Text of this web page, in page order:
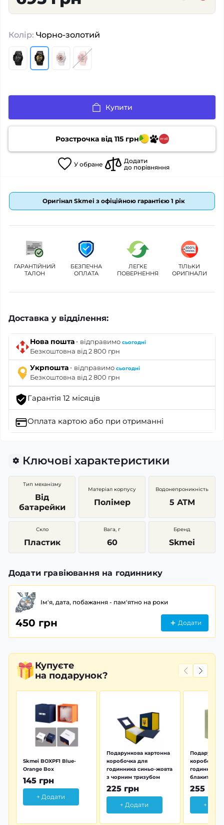
Колір: Чорно-золотий
Купити
Розстрочка від 115грн
У обране
Додати
до порівняння
Оригінал Skmei з офіційною гарантією 1 рік
ГАРАНТІЙНИЙ
ТАЛОН
БЕЗПЕЧНА
ОПЛАТА
ЛЕГКЕ
ПОВЕРНЕННЯ
ТІЛЬКИ
ОРИГІНАЛИ
Доставка у відділення:
Нова пошта · відправимо сьогодні
Безкоштовна від 2 800 грн
Укрпошта · відправимо сьогодні
Безкоштовна від 2 800 грн
Гарантія 12 місяців
Оплата картою або при отриманні
Ключові характеристики
Тип механізму
Від
батарейки
Матеріал корпусу
Полімер
Водонепроникність
5 ATM
Скло
Пластик
Вага, г
60
Бренд
Skmei
Додати гравіювання на годиннику
Ім'я, дата, побажання - пам'ятно на роки
450 грн Додати
Купуєте
на подарунок?
Skmei BOXPF1 Blue-
Orange Box
145 грн
+ Додати
Подарункова картонна
коробочка для
годинника синьо-жовта
з чорним тризубом
225 грн
+ Додати
коробочка
годинника
блакитна
255 грн
+